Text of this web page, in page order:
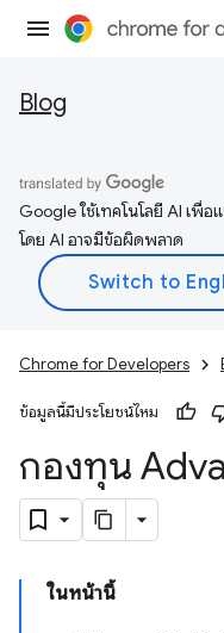
Blog
Google ใช้เทคโนโลยี AI เพื่
โดย AI อาจมีข้อผิดพลาด
Chrome for Developers
ข้อมูลนี้มีประโยชน์ไหม
กองทุน
ในหน้านี้